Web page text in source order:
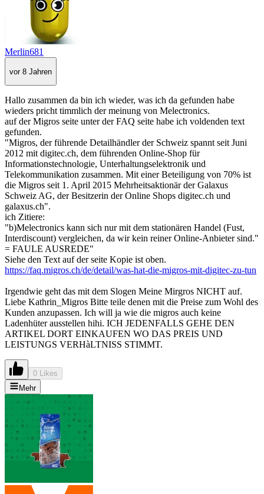
Merlin681
vor 8 Jahren
Hallo zusammen da bin ich wieder, was ich da gefunden habe
wieders pricht timmlich der meinung von Melectronics.
auf der Migros seite unter der FAQ seite habe ich voldenden text
gefunden.
"Migros, der führende Detailhändler der Schweiz spannt seit Juni
2012 mit digitec.ch, dem führenden Online-Shop für
Informationstechnologie, Unterhaltungselektronik und
Telekommunikation zusammen. Mit einer Beteiligung von 70% ist
die Migros seit 1. April 2015 Mehrheitsaktionär der Galaxus
Schweiz AG, der Besitzerin der Online Shops digitec.ch und
galaxus.ch".
ich Zitiere:
"b)Melectronics kann sich nur mit dem stationären Handel (Fust,
Interdiscount) vergleichen, da wir kein reiner Online-Anbieter sind."
= FAULE AUSREDE"
Siehe den Text auf der seite Kopie ist oben.
https://faq.migros.ch/de/detail/was-hat-die-migros-mit-digitec-zu-tun
Irgendwie geht das mit dem Slogen Meine Mirgros NICHT auf.
Liebe Kathrin_Migros Bitte teile denen mit die Preise zum Wohl des
Kunden anzupassen. Ich will ja wie die migros auch keine
Ladenhüter ausstellen hihi. ICH JEDENFALLS GEHE DEN
ARTIKEL DORT EINKAUFEN WO DAS PREIS UND
LEISTUNGS VERHàLTNISS STIMMT.
0 Likes
Mehr